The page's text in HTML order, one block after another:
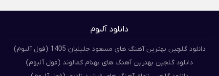
دانلود آلبوم
دانلود گلچین بهترین آهنگ های مسعود جلیلیان 1405 (فول آلبوم)
دانلود گلچین بهترین آهنگ های بهنام کمالوند (فول آلبوم)